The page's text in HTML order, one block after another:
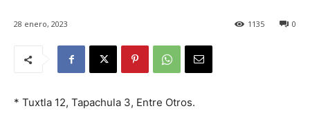
28 enero, 2023 0
1135
* Tuxtla 12, Tapachula 3, Entre Otros.